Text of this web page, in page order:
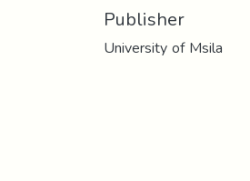
Publisher
University of Msila